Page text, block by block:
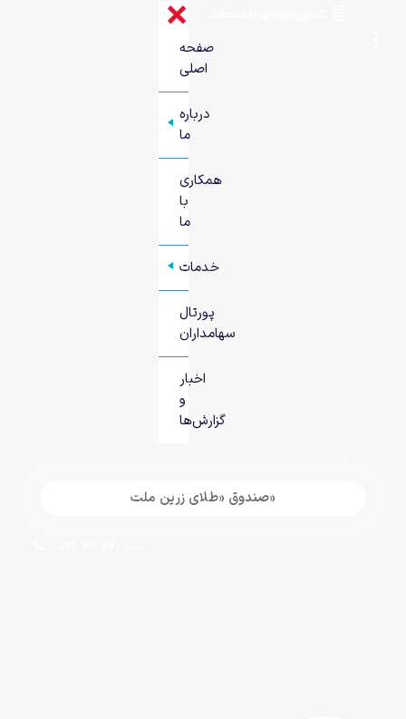
صفحه
اصلی
+
درباره
ما
همکاری
با
ما
+ خدمات
پورتال
سهامداران
اخبار
و
گزارش‌ها
«صندوق «طلای زرین ملت